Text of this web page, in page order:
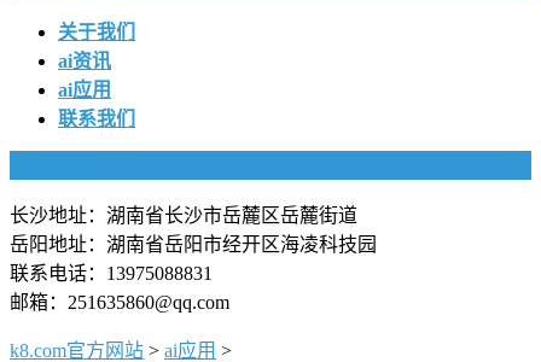
关于我们
ai资讯
ai应用
联系我们
长沙地址：湖南省长沙市岳麓区岳麓街道
岳阳地址：湖南省岳阳市经开区海凌科技园
联系电话：13975088831
邮箱：251635860@qq.com
k8.com官方网站 > ai应用 >